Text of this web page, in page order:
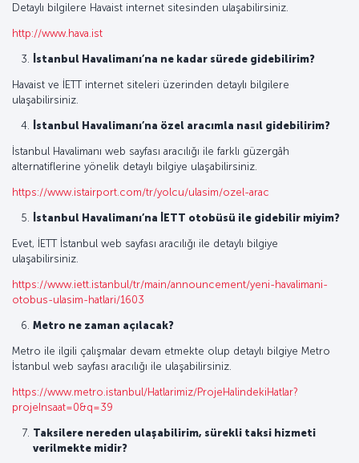
Detaylı bilgilere Havaist internet sitesinden ulaşabilirsiniz.
http://www.hava.ist
İstanbul Havalimanı’na ne kadar sürede gidebilirim?
Havaist ve İETT internet siteleri üzerinden detaylı bilgilere
ulaşabilirsiniz.
İstanbul Havalimanı’na özel aracımla nasıl gidebilirim?
İstanbul Havalimanı web sayfası aracılığı ile farklı güzergâh
alternatiflerine yönelik detaylı bilgiye ulaşabilirsiniz.
https://www.istairport.com/tr/yolcu/ulasim/ozel-arac
İstanbul Havalimanı’na İETT otobüsü ile gidebilir miyim?
Evet, İETT İstanbul web sayfası aracılığı ile detaylı bilgiye
ulaşabilirsiniz.
https://www.iett.istanbul/tr/main/announcement/yeni-havalimani-
otobus-ulasim-hatlari/1603
Metro ne zaman açılacak?
Metro ile ilgili çalışmalar devam etmekte olup detaylı bilgiye Metro
İstanbul web sayfası aracılığı ile ulaşabilirsiniz.
https://www.metro.istanbul/Hatlarimiz/ProjeHalindekiHatlar?
projeInsaat=0&q=39
Taksilere nereden ulaşabilirim, sürekli taksi hizmeti
verilmekte midir?